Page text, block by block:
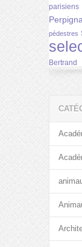
parisiens
pédestres
Bertrand